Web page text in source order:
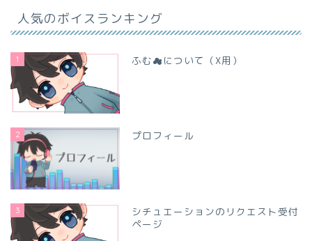
人気のボイスランキング
1 ふむ☁について（X用）
2 プロフィール
3
シチュエーションのリクエスト受付
ページ